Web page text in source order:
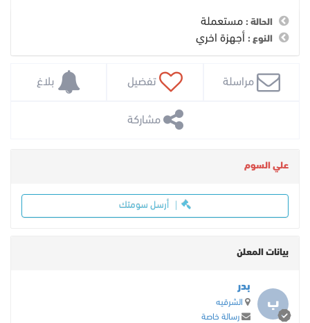
الحالة : مستعملة
النوع : أجهزة اخري
مراسلة تفضيل
مشاركة
علي السوم
أرسل سومتك
بيانات المعلن
ب
بدر
الشرقيه
رسالة خاصة